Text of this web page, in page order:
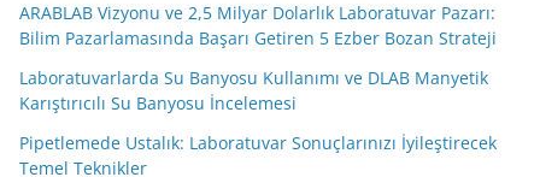
ARABLAB Vizyonu ve 2,5 Milyar Dolarlık Laboratuvar Pazarı:
Bilim Pazarlamasında Başarı Getiren 5 Ezber Bozan Strateji
Laboratuvarlarda Su Banyosu Kullanımı ve DLAB Manyetik
Karıştırıcılı Su Banyosu İncelemesi
Pipetlemede Ustalık: Laboratuvar Sonuçlarınızı İyileştirecek
Temel Teknikler